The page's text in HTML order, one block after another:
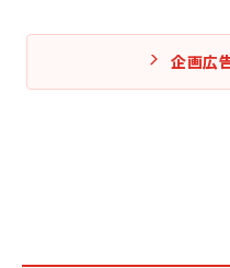
企画広